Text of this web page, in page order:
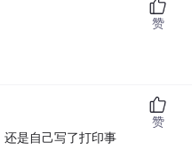
赞
是自己写了打印事
赞